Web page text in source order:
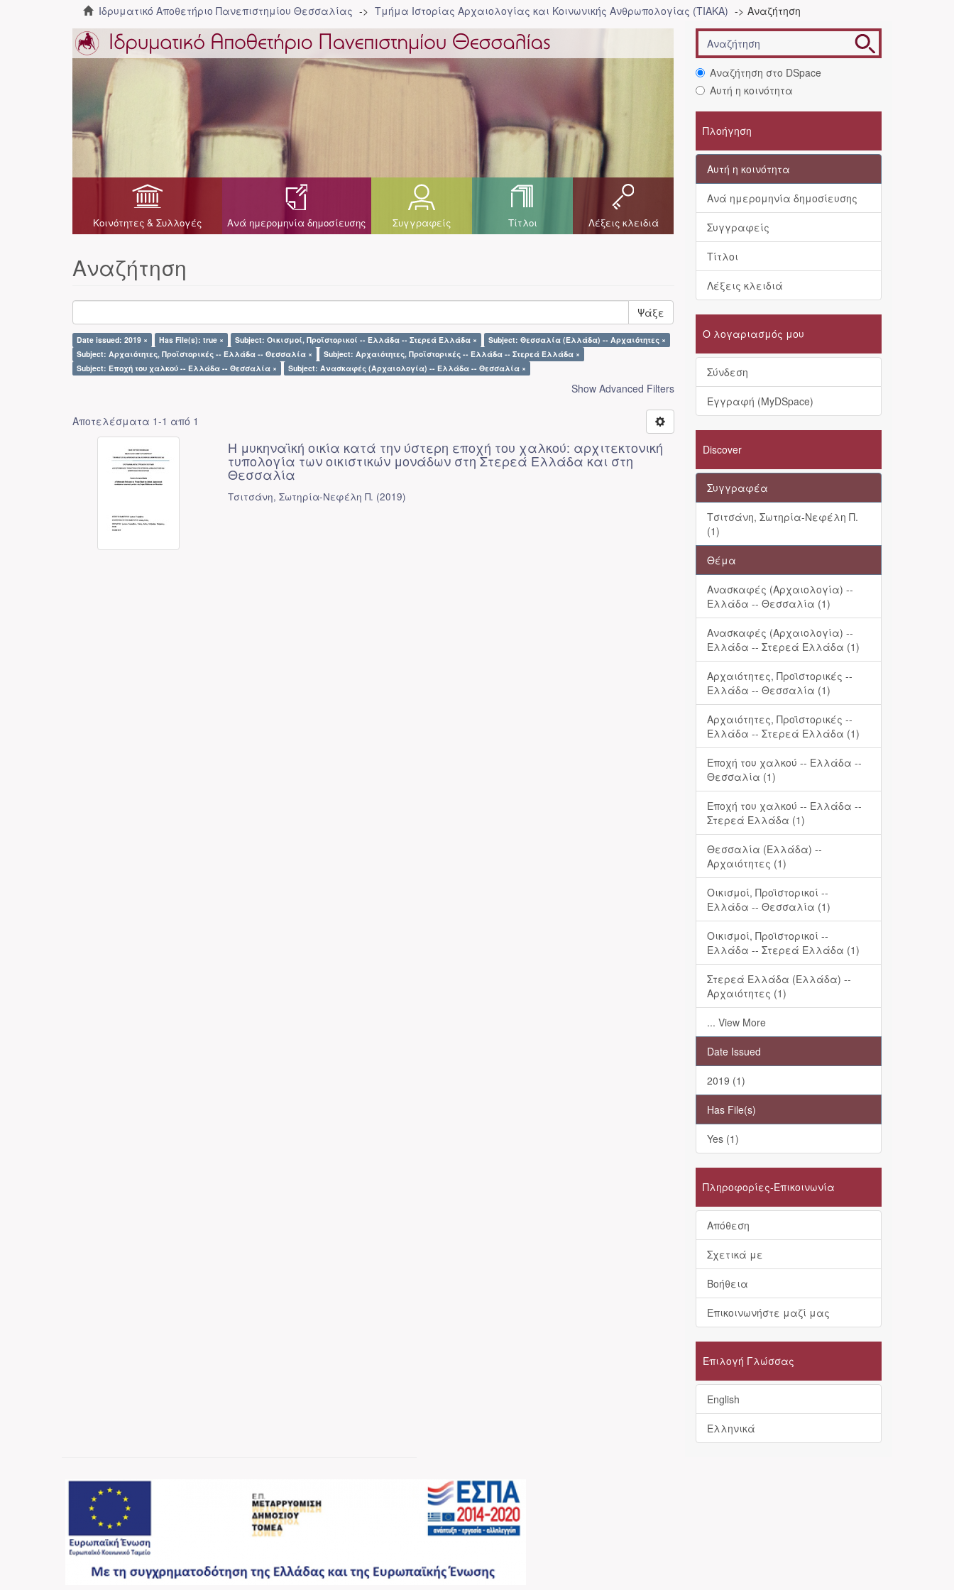
Ιδρυματικό Αποθετήριο Πανεπιστημίου Θεσσαλίας Τμήμα Ιστορίας Αρχαιολογίας και Κοινωνικής Ανθρωπολογίας (ΤΙΑΚΑ) Αναζήτηση
Κοινότητες & Συλλογές Ανά ημερομηνία δημοσίευσης Συγγραφείς Τίτλοι Λέξεις κλειδιά
Αναζήτηση
Ψάξε
Date issued: 2019 × Has File(s): true × Subject: Οικισμοί, Προϊστορικοί -- Ελλάδα -- Στερεά Ελλάδα ×
Subject: Θεσσαλία (Ελλάδα) -- Αρχαιότητες ×
Subject: Αρχαιότητες, Προϊστορικές -- Ελλάδα -- Θεσσαλία ×
Subject: Αρχαιότητες, Προϊστορικές -- Ελλάδα -- Στερεά Ελλάδα ×
Subject: Εποχή του χαλκού -- Ελλάδα -- Θεσσαλία ×
Subject: Ανασκαφές (Αρχαιολογία) -- Ελλάδα -- Θεσσαλία ×
Show Advanced Filters
Αποτελέσματα 1-1 από 1
Η μυκηναϊκή οικία κατά την ύστερη εποχή του χαλκού: αρχιτεκτονική
τυπολογία των οικιστικών μονάδων στη Στερεά Ελλάδα και στη
Θεσσαλία
Τσιτσάνη, Σωτηρία-Νεφέλη Π. (2019)
Αναζήτηση στο DSpace
Αυτή η κοινότητα
Πλοήγηση
Αυτή η κοινότητα
Ανά ημερομηνία δημοσίευσης
Συγγραφείς
Τίτλοι
Λέξεις κλειδιά
Ο λογαριασμός μου
Σύνδεση
Εγγραφή (MyDSpace)
Discover
Συγγραφέα
Τσιτσάνη, Σωτηρία-Νεφέλη Π.
(1)
Θέμα
Ανασκαφές (Αρχαιολογία) --
Ελλάδα -- Θεσσαλία (1)
Ανασκαφές (Αρχαιολογία) --
Ελλάδα -- Στερεά Ελλάδα (1)
Αρχαιότητες, Προϊστορικές --
Ελλάδα -- Θεσσαλία (1)
Αρχαιότητες, Προϊστορικές --
Ελλάδα -- Στερεά Ελλάδα (1)
Εποχή του χαλκού -- Ελλάδα --
Θεσσαλία (1)
Εποχή του χαλκού -- Ελλάδα --
Στερεά Ελλάδα (1)
Θεσσαλία (Ελλάδα) --
Αρχαιότητες (1)
Οικισμοί, Προϊστορικοί --
Ελλάδα -- Θεσσαλία (1)
Οικισμοί, Προϊστορικοί --
Ελλάδα -- Στερεά Ελλάδα (1)
Στερεά Ελλάδα (Ελλάδα) --
Αρχαιότητες (1)
... View More
Date Issued
2019 (1)
Has File(s)
Yes (1)
Πληροφορίες-Επικοινωνία
Απόθεση
Σχετικά με
Βοήθεια
Επικοινωνήστε μαζί μας
Επιλογή Γλώσσας
English
Ελληνικά